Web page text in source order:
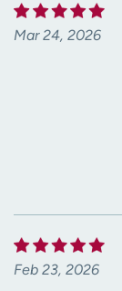
Mar 24, 2026
Feb 23, 2026